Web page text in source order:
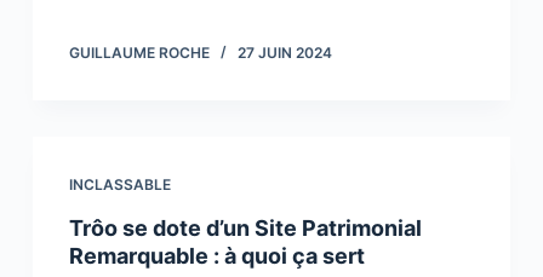
GUILLAUME ROCHE 27 JUIN 2024
INCLASSABLE
Trôo se dote d’un Site Patrimonial
Remarquable : à quoi ça sert